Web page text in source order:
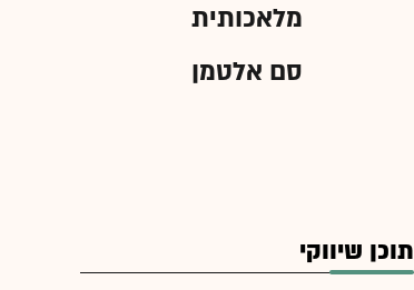
מלאכותית
סם אלטמן
תוכן שיווקי